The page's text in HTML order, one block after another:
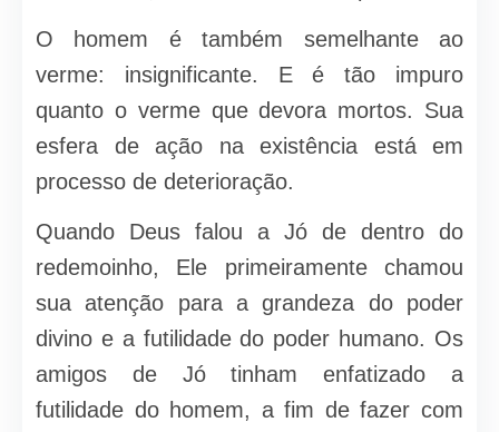
O homem é também semelhante ao
verme: insignificante. E é tão impuro
quanto o verme que devora mortos. Sua
esfera de ação na existência está em
processo de deterioração.
Quando Deus falou a Jó de dentro do
redemoinho, Ele primeiramente chamou
sua atenção para a grandeza do poder
divino e a futilidade do poder humano. Os
amigos de Jó tinham enfatizado a
futilidade do homem, a fim de fazer com